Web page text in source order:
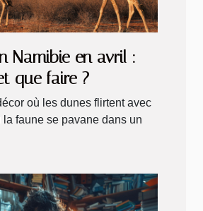
Namibie en avril :
que faire ?
où les dunes flirtent avec
la faune se pavane dans un